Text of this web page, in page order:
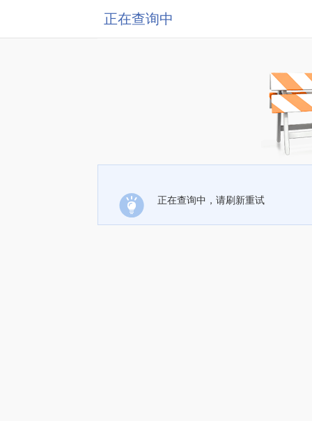
正在查询中
正在查询中，请刷新重试